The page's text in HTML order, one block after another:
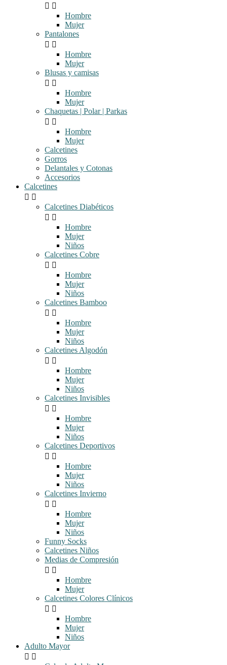
 
Hombre
Mujer
Pantalones
 
Hombre
Mujer
Blusas y camisas
 
Hombre
Mujer
Chaquetas | Polar | Parkas
 
Hombre
Mujer
Calcetines
Gorros
Delantales y Cotonas
Accesorios
Calcetines
 
Calcetines Diabéticos
 
Hombre
Mujer
Niños
Calcetines Cobre
 
Hombre
Mujer
Niños
Calcetines Bamboo
 
Hombre
Mujer
Niños
Calcetines Algodón
 
Hombre
Mujer
Niños
Calcetines Invisibles
 
Hombre
Mujer
Niños
Calcetines Deportivos
 
Hombre
Mujer
Niños
Calcetines Invierno
 
Hombre
Mujer
Niños
Funny Socks
Calcetines Niños
Medias de Compresión
 
Hombre
Mujer
Calcetines Colores Clínicos
 
Hombre
Mujer
Niños
Adulto Mayor
 